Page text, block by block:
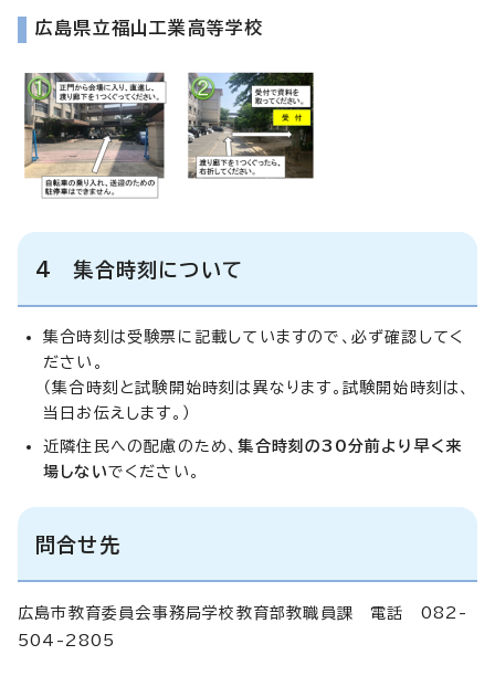
広島県立福山工業高等学校
4 集合時刻について
集合時刻は受験票に記載していますので、必ず確認してく
ださい。
（集合時刻と試験開始時刻は異なります。試験開始時刻は、
当日お伝えします。）
近隣住民への配慮のため、集合時刻の30分前より早く来
場しないでください。
問合せ先
広島市教育委員会事務局学校教育部教職員課 電話 082-
504-2805